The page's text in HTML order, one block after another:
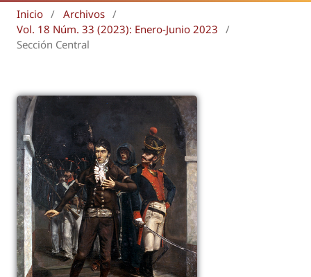
Inicio / Archivos /
Vol. 18 Núm. 33 (2023): Enero-Junio 2023
/
Sección Central